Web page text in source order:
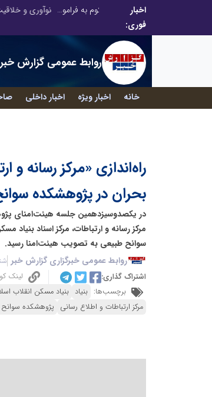
اخبار
فوری:
روابط عمومی گزارش خبر
خانه اخبار ویژه اخبار داخلی
راه‌اندازی «مرکز رسانه و
بحران در پژوهشکده
مرکز رسانه و ارتباطات، مرکز اسناد
سوانح طبیعی به تصویب هیئت‌امنا رسید.
روابط عمومی خبرگزاری گزارش خبر شنبه 29
اشتراک گذاری:
لینک
برچسب‌ها: بنیاد بنیاد مسکن انقلاب
مرکز ارتباطات و اطلاع رسانی
پژوهشکده